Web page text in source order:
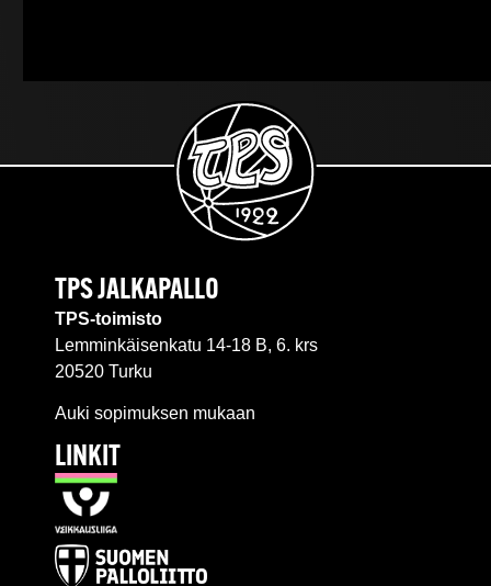
TPS JALKAPALLO
TPS-toimisto
Lemminkäisenkatu 14-18 B, 6. krs
20520 Turku
Auki sopimuksen mukaan
LINKIT